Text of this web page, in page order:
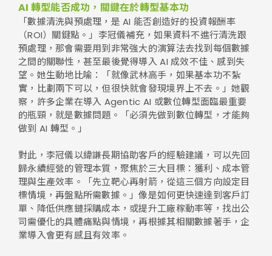
AI 轉型能否成功，關鍵在於轉型基本功
「數據清洗與預處理，是 AI 能否創造好的投資報酬率
（ROI）關鍵點。」李冠儀補充，如果資料不進行清洗跟
預處理，那會需要用到非常強大的演算法去找到每個數據
之間的關聯性，甚至最後覺得導入 AI 成效不佳、感到失
望。她生動地比喻：「就像武林高手，如果基本功不紮
實，比劃兩下可以，但很快就會發現境界上不去。」她觀
察，許多企業在導入 Agentic AI 或數位轉型面臨最重要
的瓶頸，就是數據問題。「必須先做到數位轉型，才能夠
做到 AI 轉型。」
對此，李冠儀以緯謙長期協助客戶的經驗建議，可以先回
歸永續經營的管理本質，聚焦於三大目標：獲利、成本管
理與生產效率。「先立靶心再射箭，從這三個方向設定目
標情境，再盤點所需數據。」像是如何更快速達到客戶訂
單、降低供應鏈採購成本，或提升工廠稼動率等，找出公
司需優化的具體痛點與情境，再根據其相關數據著手，企
業導入會更有感且有效率。